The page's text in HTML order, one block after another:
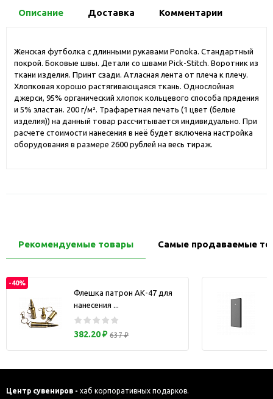
Описание Доставка Комментарии
Женская футболка с длинными рукавами Ponoka. Стандартный
покрой. Боковые швы. Детали со швами Pick-Stitch. Воротник из
ткани изделия. Принт сзади. Атласная лента от плеча к плечу.
Хлопковая хорошо растягивающаяся ткань. Однослойная
джерси, 95% органический хлопок кольцевого способа прядения
и 5% эластан. 200 г/м². Трафаретная печать (1 цвет (белые
изделия)) на данный товар рассчитывается индивидуально. При
расчете стоимости нанесения в неё будет включена настройка
оборудования в размере 2600 рублей на весь тираж.
Рекомендуемые товары Самые продаваемые
-40%
Флешка патрон АК-47 для
нанесения ...
382.20 ₽ 637 ₽
Центр сувениров - хаб корпоративных подарков.